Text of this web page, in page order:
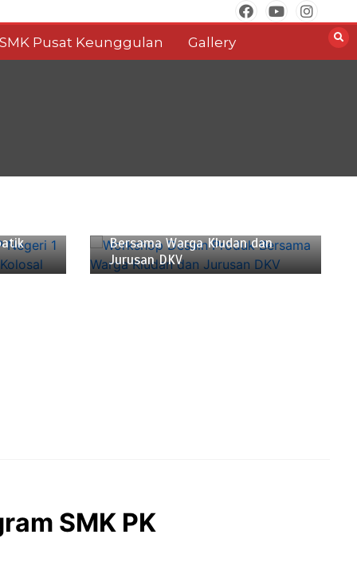
SMK Pusat Keunggulan Gallery
Bersama Warga Kludan dan
Jurusan DKV
SMK PK